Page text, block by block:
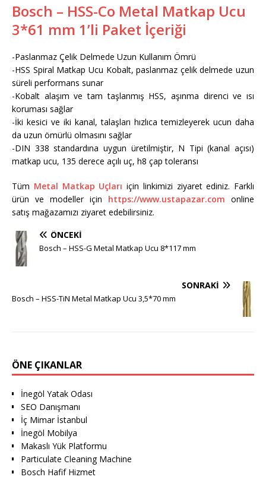
Bosch – HSS-Co Metal Matkap Ucu
3*61 mm 1’li Paket İçeriği
-Paslanmaz Çelik Delmede Uzun Kullanım Ömrü
-HSS Spiral Matkap Ucu Kobalt, paslanmaz çelik delmede uzun
süreli performans sunar
-Kobalt alaşım ve tam taşlanmış HSS, aşınma direnci ve ısı
koruması sağlar
-İki kesici ve iki kanal, talaşları hızlıca temizleyerek ucun daha
da uzun ömürlü olmasını sağlar
-DIN 338 standardına uygun üretilmiştir, N Tipi (kanal açısı)
matkap ucu, 135 derece açılı uç, h8 çap toleransı
Tüm Metal Matkap Uçları için linkimizi ziyaret ediniz. Farklı
ürün ve modeller için https://www.ustapazar.com online
satış mağazamızı ziyaret edebilirsiniz.
ÖNCEKI
Bosch – HSS-G Metal Matkap Ucu 8*117 mm
SONRAKI
Bosch – HSS-TiN Metal Matkap Ucu 3,5*70 mm
ÖNE ÇIKANLAR
İnegöl Yatak Odası
SEO Danışmanı
İç Mimar İstanbul
İnegöl Mobilya
Makaslı Yük Platformu
Particulate Cleaning Machine
Bosch Hafif Hizmet